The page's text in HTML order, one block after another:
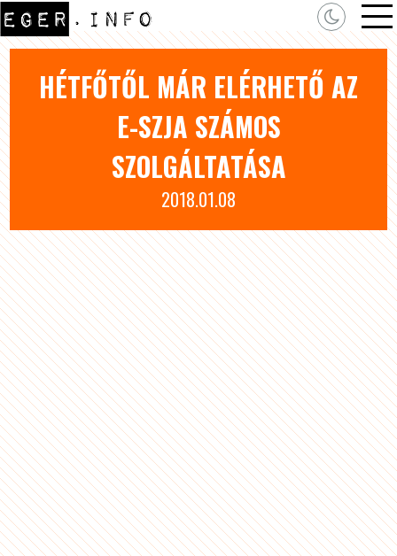
HÉTFŐTŐL MÁR ELÉRHETŐ AZ
E-SZJA SZÁMOS
SZOLGÁLTATÁSA
2018.01.08